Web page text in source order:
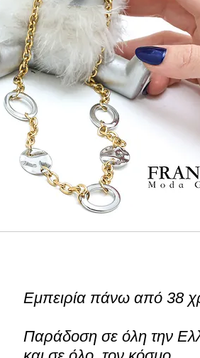
Εμπειρία πάνω από 38
Παράδοση σε όλη την